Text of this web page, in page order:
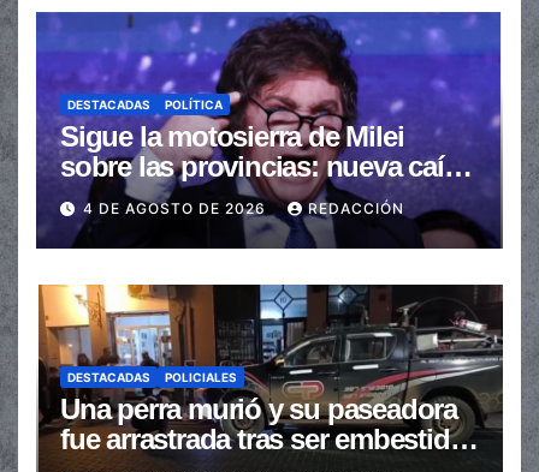
DESTACADAS POLÍTICA
Sigue la motosierra de Milei
sobre las provincias: nueva caída
de las transferencias no
automáticas
4 DE AGOSTO DE 2026 REDACCIÓN
DESTACADAS POLICIALES
Una perra murió y su paseadora
fue arrastrada tras ser embestidas